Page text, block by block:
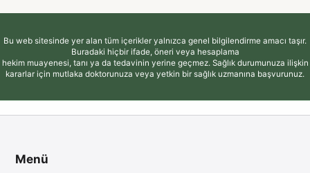
Bu web sitesinde yer alan tüm içerikler yalnızca genel bilgilendirme amacı taşır.
Buradaki hiçbir ifade, öneri veya hesaplama
hekim muayenesi, tanı ya da tedavinin yerine geçmez. Sağlık durumunuza ilişkin
kararlar için mutlaka doktorunuza veya yetkin bir sağlık uzmanına başvurunuz.
Menü